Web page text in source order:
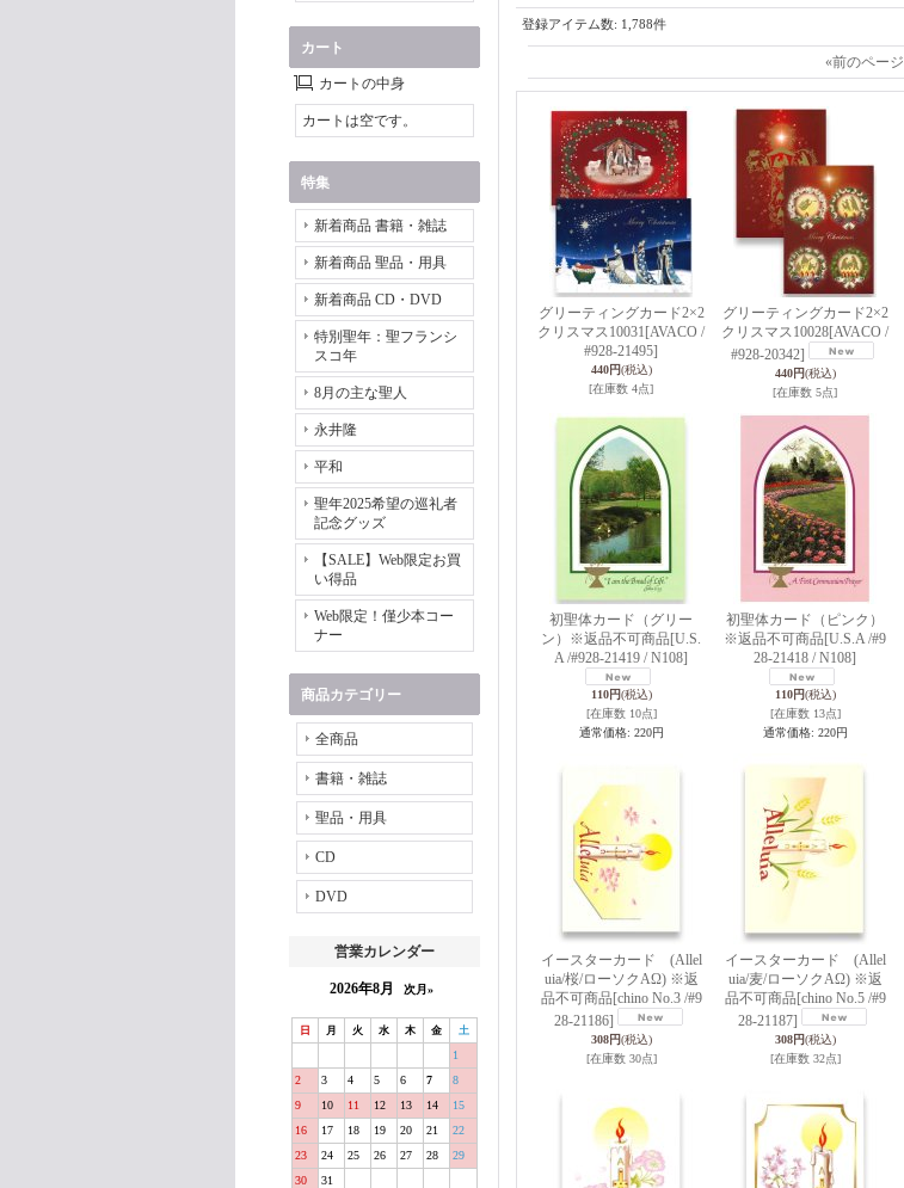
カート
カートの中身
カートは空です。
特集
新着商品 書籍・雑誌
新着商品 聖品・用具
新着商品 CD・DVD
特別聖年：聖フランシ
スコ年
8月の主な聖人
永井隆
平和
聖年2025希望の巡礼者
記念グッズ
【SALE】Web限定お買
い得品
Web限定！僅少本コー
ナー
商品カテゴリー
全商品
書籍・雑誌
聖品・用具
CD
DVD
営業カレンダー
2026年8月 次月»
日 月 火 水 木 金 土
1
2
3 4 5 6 7
8
9
10 11 12 13 14
15
16
17 18 19 20 21
22
23
24 25 26 27 28
29
30
31
登録アイテム数: 1,788件
«前のページ
グリーティングカード2×2
クリスマス10031 [AVACO /
#928-21495]
440円(税込)
[在庫数 4点]
グリーティングカード2×2
クリスマス10028[AVACO /
#928-20342]
440円(税込)
[在庫数 5点]
初聖体カード（グリー
ン）※返品不可商品 [U.S.
A /#928-21419 / N108]
110円(税込)
[在庫数 10点]
通常価格: 220円
初聖体カード（ピンク）
※返品不可商品 [U.S.A /#9
28-21418 / N108]
110円(税込)
[在庫数 13点]
通常価格: 220円
イースターカード (Allel
uia/桜/ローソクAΩ) ※返
品不可商品 [chino No.3 /#9
28-21186]
308円(税込)
[在庫数 30点]
イースターカード (Allel
uia/麦/ローソクAΩ) ※返
品不可商品 [chino No.5 /#9
28-21187]
308円(税込)
[在庫数 32点]